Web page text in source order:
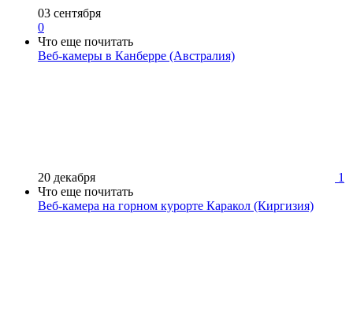
03 сентября
0
Что еще почитать
Веб-камеры в Канберре (Австралия)
20 декабря
1
Что еще почитать
Веб-камера на горном курорте Каракол (Киргизия)